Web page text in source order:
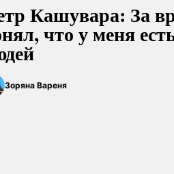
Кашувара: За
что у меня
Зоряна Вареня